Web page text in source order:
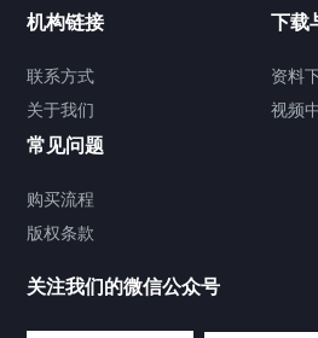
TCU温度控制单元
Chiller气体控温系统
机构链接
联系方式
关于我们
下载
资料
视频
常见问题
购买流程
版权条款
关注我们的微信公众号